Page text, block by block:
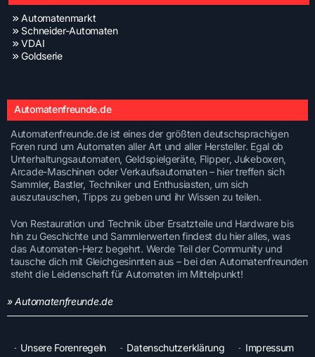
Automatenmarkt
Schneider-Automaten
VDAI
Goldserie
Automatenfreunde.de
Automatenfreunde.de ist eines der größten deutschsprachigen
Foren rund um Automaten aller Art und aller Hersteller. Egal ob
Unterhaltungsautomaten, Geldspielgeräte, Flipper, Jukeboxen,
Arcade-Maschinen oder Verkaufsautomaten – hier treffen sich
Sammler, Bastler, Techniker und Enthusiasten, um sich
auszutauschen, Tipps zu geben und ihr Wissen zu teilen.
Von Restauration und Technik über Ersatzteile und Hardware bis
hin zu Geschichte und Sammlerwerten findest du hier alles, was
das Automaten-Herz begehrt. Werde Teil der Community und
tausche dich mit Gleichgesinnten aus – bei den Automatenfreunden
steht die Leidenschaft für Automaten im Mittelpunkt!
» Automatenfreunde.de
Unsere Forenregeln Datenschutzerklärung Impressum